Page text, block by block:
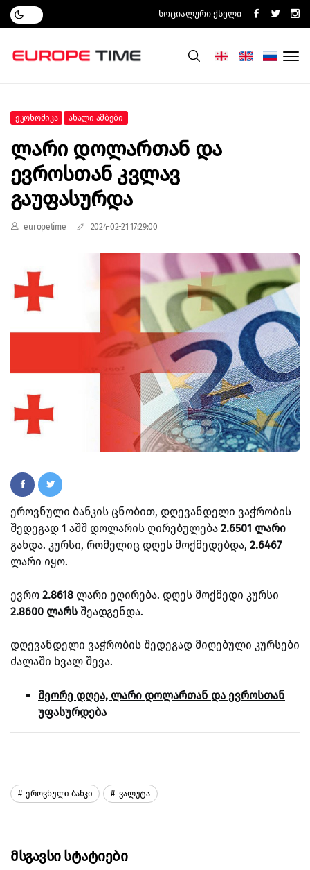
Სოციალური Ქსელი
Ეკონომიკა Ახალი Ამბები
Ლარი Დოლართან Და
Ევროსთან Კვლავ
Გაუფასურდა
europetime 2024-02-21 17:29:00
ეროვნული ბანკის ცნობით, დღევანდელი ვაჭრობის
შედეგად 1 აშშ დოლარის ღირებულება 2.6501 ლარი
გახდა. კურსი, რომელიც დღეს მოქმედებდა, 2.6467
ლარი იყო.
ევრო 2.8618 ლარი ეღირება. დღეს მოქმედი კურსი
2.8600 ლარს შეადგენდა.
დღევანდელი ვაჭრობის შედეგად მიღებული კურსები
ძალაში ხვალ შევა.
მეორე დღეა, ლარი დოლართან და ევროსთან
უფასურდება
Ეროვნული Ბანკი Ვალუტა
Მსგავსი Სტატიები